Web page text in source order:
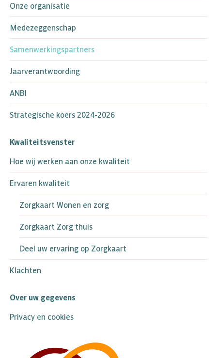
windowwindowwindow
Onze organisatie
Medezeggenschap
Samenwerkingspartners
Jaarverantwoording
ANBI
Strategische koers 2024-2026
Kwaliteitsvenster
Hoe wij werken aan onze kwaliteit
Ervaren kwaliteit
Zorgkaart Wonen en zorg
Zorgkaart Zorg thuis
Deel uw ervaring op Zorgkaart
Klachten
Over uw gegevens
Privacy en cookies